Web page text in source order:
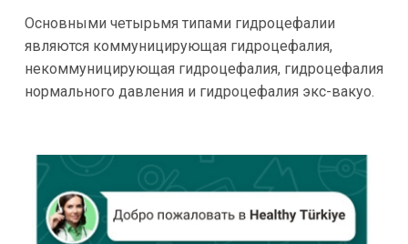
Основными четырьмя типами гидроцефалии
являются коммуницирующая гидроцефалия,
некоммуницирующая гидроцефалия, гидроцефалия
нормального давления и гидроцефалия экс-вакуо.